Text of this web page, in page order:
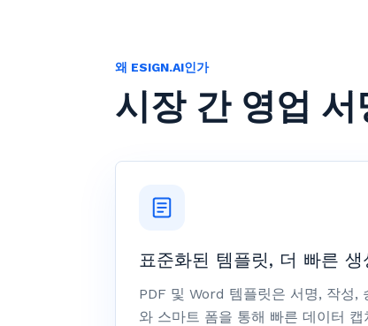
왜 ESIGN.AI인가
시장 간 영업
표준화된 템플릿, 더 빠른 생
PDF 및 Word 템플릿은 서명, 작성,
와 스마트 폼을 통해 빠른 데이터 캡